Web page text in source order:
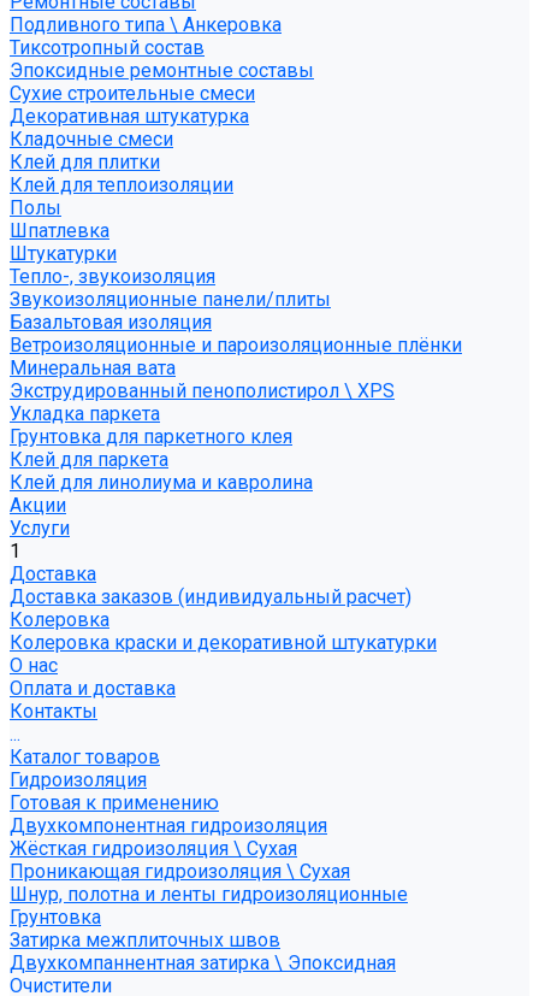
Подливного типа \ Анкеровка
Тиксотропный состав
Эпоксидные ремонтные составы
Сухие строительные смеси
Декоративная штукатурка
Кладочные смеси
Клей для плитки
Клей для теплоизоляции
Полы
Шпатлевка
Штукатурки
Тепло-, звукоизоляция
Звукоизоляционные панели/плиты
Базальтовая изоляция
Ветроизоляционные и пароизоляционные плёнки
Минеральная вата
Экструдированный пенополистирол \ XPS
Укладка паркета
Грунтовка для паркетного клея
Клей для паркета
Клей для линолиума и кавролина
Акции
Услуги
1
Доставка
Доставка заказов (индивидуальный расчет)
Колеровка
Колеровка краски и декоративной штукатурки
О нас
Оплата и доставка
Контакты
...
Каталог товаров
Гидроизоляция
Готовая к применению
Двухкомпонентная гидроизоляция
Жёсткая гидроизоляция \ Сухая
Проникающая гидроизоляция \ Сухая
Шнур, полотна и ленты гидроизоляционные
Грунтовка
Затирка межплиточных швов
Двухкомпаннентная затирка \ Эпоксидная
Очистители